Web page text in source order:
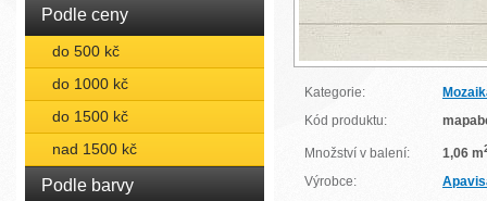
Podle ceny
do 500 kč
do 1000 kč
do 1500 kč
nad 1500 kč
Podle barvy
Kategorie:
Kód produktu:
Množství v balení: 1,06 m
Výrobce: